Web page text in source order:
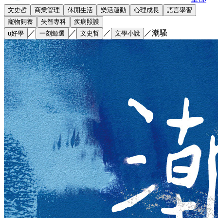
文史哲 商業管理 休閒生活 樂活運動 心理成長
語言學習
寵物飼養
失智專科
疾病照護
u好學
／ 一刻鯨選 ／ 文史哲 ／ 文學小說 ／潮騷